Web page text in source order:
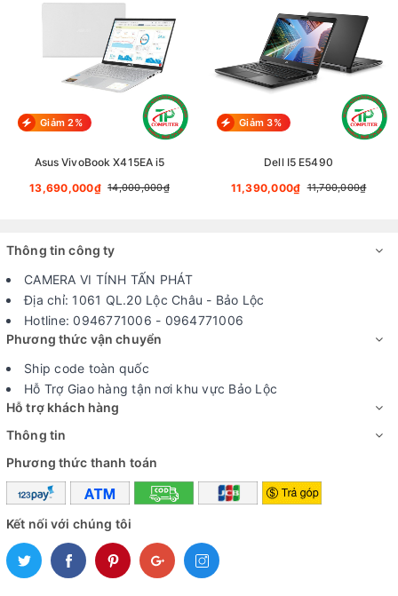
Giảm 2%
Asus VivoBook X415EA i5
13,690,000₫ 14,000,000₫
Giảm 3%
Dell I5 E5490
11,390,000₫ 11,700,000₫
Thông tin công ty
CAMERA VI TÍNH TẤN PHÁT
Địa chỉ: 1061 QL.20 Lộc Châu - Bảo Lộc
Hotline: 0946771006 - 0964771006
Phương thức vận chuyển
Ship code toàn quốc
Hỗ Trợ Giao hàng tận nơi khu vực Bảo Lộc
Hỗ trợ khách hàng
Thông tin
Phương thức thanh toán
Kết nối với chúng tôi